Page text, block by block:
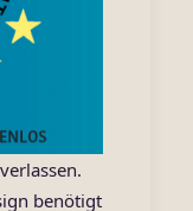
benötigt